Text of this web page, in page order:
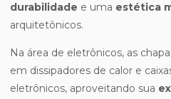
durabilidade e uma estética
arquitetônicos.
Na área de eletrônicos, as
em dissipadores de calor e
eletrônicos, aproveitando sua